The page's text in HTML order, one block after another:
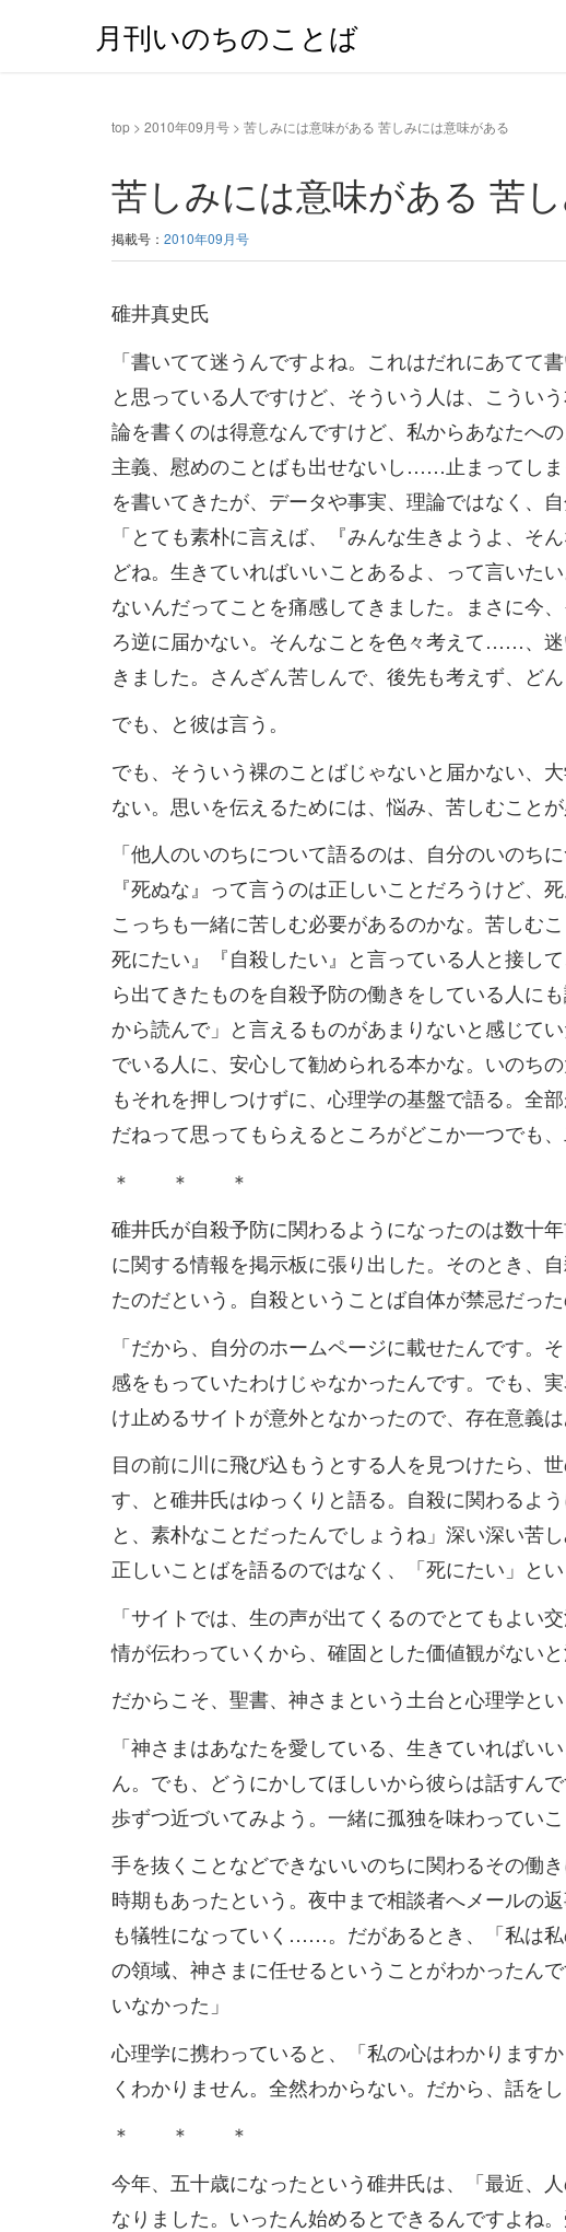
月刊いのちのことば
top > 2010年09月号 > 苦しみには意味がある 苦しみには意味がある
苦しみには意味がある 苦
掲載号： 2010年09月号
碓井真史氏
「書いてて迷うんですよね。これはだれにあてて
と思っている人ですけど、そういう人は、こう
論を書くのは得意なんですけど、私からあなたへ
主義、慰めのことばも出せないし……止まってし
を書いてきたが、データや事実、理論ではなく、
「とても素朴に言えば、『みんな生きようよ、そ
どね。生きていればいいことあるよ、って言いた
ないんだってことを痛感してきました。まさに今
ろ逆に届かない。そんなことを色々考えて……、
きました。さんざん苦しんで、後先も考えず、ど
でも、と彼は言う。
でも、そういう裸のことばじゃないと届かない、
ない。思いを伝えるためには、悩み、苦しむことが
「他人のいのちについて語るのは、自分のいのち
『死ぬな』って言うのは正しいことだろうけど、
こっちも一緒に苦しむ必要があるのかな。苦しむ
死にたい』『自殺したい』と言っている人と接し
ら出てきたものを自殺予防の働きをしている人に
から読んで」と言えるものがあまりないと感じて
でいる人に、安心して勧められる本かな。いのち
もそれを押しつけずに、心理学の基盤で語る。全
だねって思ってもらえるところがどこか一つでも、
＊ ＊ ＊
碓井氏が自殺予防に関わるようになったのは数十
に関する情報を掲示板に張り出した。そのとき、
たのだという。自殺ということば自体が禁忌だった
「だから、自分のホームページに載せたんです。
感をもっていたわけじゃなかったんです。でも、
け止めるサイトが意外となかったので、存在意義
目の前に川に飛び込もうとする人を見つけたら、
す、と碓井氏はゆっくりと語る。自殺に関わるよ
と、素朴なことだったんでしょうね」深い深い苦
正しいことばを語るのではなく、「死にたい」と
「サイトでは、生の声が出てくるのでとてもよい
情が伝わっていくから、確固とした価値観がない
だからこそ、聖書、神さまという土台と心理学と
「神さまはあなたを愛している、生きていればい
ん。でも、どうにかしてほしいから彼らは話すん
歩ずつ近づいてみよう。一緒に孤独を味わってい
手を抜くことなどできないいのちに関わるその働
時期もあったという。夜中まで相談者へメールの
も犠牲になっていく……。だがあるとき、「私は
の領域、神さまに任せるということがわかったん
いなかった」
心理学に携わっていると、「私の心はわかります
くわかりません。全然わからない。だから、話を
＊ ＊ ＊
今年、五十歳になったという碓井氏は、「最近、
なりました。いったん始めるとできるんですよね